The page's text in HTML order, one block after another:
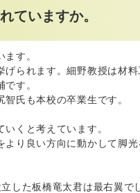
ていますか。
す。
られます。細野教授は材
す。
氏も本校の卒業生です。
くと考えています。
り良い方向に動かして脚
した板橋竜太君は最右翼